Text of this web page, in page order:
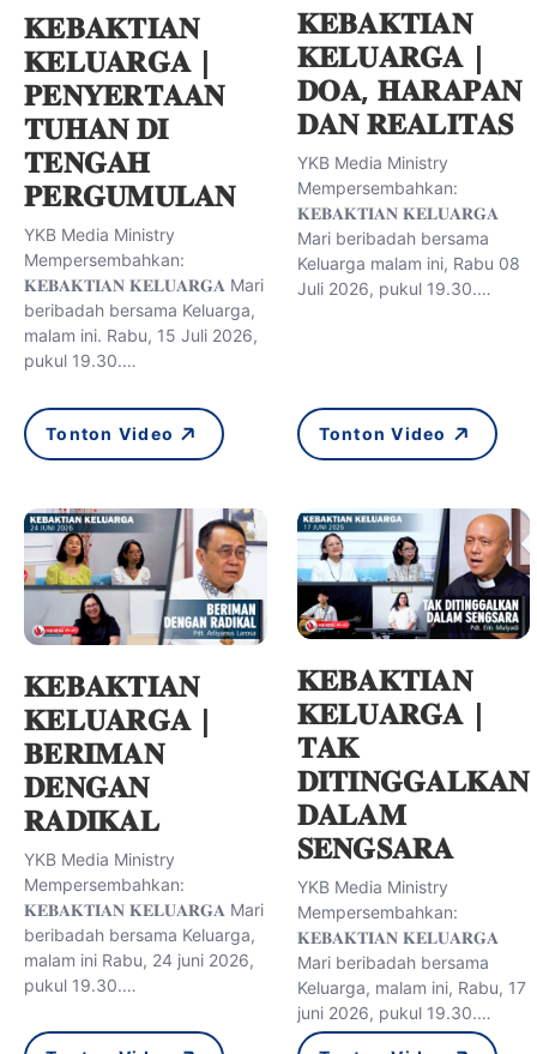
𝐊𝐄𝐁𝐀𝐊𝐓𝐈𝐀𝐍
𝐊𝐄𝐋𝐔𝐀𝐑𝐆𝐀 |
𝐏𝐄𝐍𝐘𝐄𝐑𝐓𝐀𝐀𝐍
𝐓𝐔𝐇𝐀𝐍 𝐃𝐈
𝐓𝐄𝐍𝐆𝐀𝐇
𝐏𝐄𝐑𝐆𝐔𝐌𝐔𝐋𝐀𝐍
YKB Media Ministry
Mempersembahkan:
𝐊𝐄𝐁𝐀𝐊𝐓𝐈𝐀𝐍 𝐊𝐄𝐋𝐔𝐀𝐑𝐆𝐀 Mari
beribadah bersama Keluarga,
malam ini. Rabu, 15 Juli 2026,
pukul 19.30.…
Tonton Video
𝐊𝐄𝐁𝐀𝐊𝐓𝐈𝐀𝐍
𝐊𝐄𝐋𝐔𝐀𝐑𝐆𝐀 |
𝐃𝐎𝐀, 𝐇𝐀𝐑𝐀𝐏𝐀𝐍
𝐃𝐀𝐍 𝐑𝐄𝐀𝐋𝐈𝐓𝐀𝐒
YKB Media Ministry
Mempersembahkan:
𝐊𝐄𝐁𝐀𝐊𝐓𝐈𝐀𝐍 𝐊𝐄𝐋𝐔𝐀𝐑𝐆𝐀
Mari beribadah bersama
Keluarga malam ini, Rabu 08
Juli 2026, pukul 19.30.…
Tonton Video
𝐊𝐄𝐁𝐀𝐊𝐓𝐈𝐀𝐍
𝐊𝐄𝐋𝐔𝐀𝐑𝐆𝐀 |
𝐁𝐄𝐑𝐈𝐌𝐀𝐍
𝐃𝐄𝐍𝐆𝐀𝐍
𝐑𝐀𝐃𝐈𝐊𝐀𝐋
YKB Media Ministry
Mempersembahkan:
𝐊𝐄𝐁𝐀𝐊𝐓𝐈𝐀𝐍 𝐊𝐄𝐋𝐔𝐀𝐑𝐆𝐀 Mari
beribadah bersama Keluarga,
malam ini Rabu, 24 juni 2026,
pukul 19.30.…
𝐊𝐄𝐁𝐀𝐊𝐓𝐈𝐀𝐍
𝐊𝐄𝐋𝐔𝐀𝐑𝐆𝐀 |
𝐓𝐀𝐊
𝐃𝐈𝐓𝐈𝐍𝐆𝐆𝐀𝐋𝐊𝐀𝐍
𝐃𝐀𝐋𝐀𝐌
𝐒𝐄𝐍𝐆𝐒𝐀𝐑𝐀
YKB Media Ministry
Mempersembahkan:
𝐊𝐄𝐁𝐀𝐊𝐓𝐈𝐀𝐍 𝐊𝐄𝐋𝐔𝐀𝐑𝐆𝐀
Mari beribadah bersama
Keluarga, malam ini, Rabu, 17
juni 2026, pukul 19.30.…